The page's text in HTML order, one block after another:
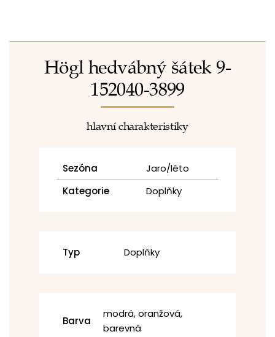
Högl hedvábný šátek 9-
152040-3899
hlavní charakteristiky
Sezóna
Jaro/léto
Kategorie
Doplňky
Typ Doplňky
Barva
modrá, oranžová,
barevná